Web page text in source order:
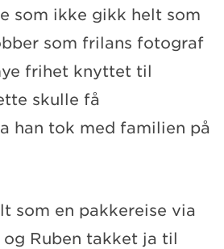
som ikke gikk helt som
som frilans fotograf
frihet knyttet til
skulle få
han tok med familien på
som en pakkereise via
og Ruben takket ja til